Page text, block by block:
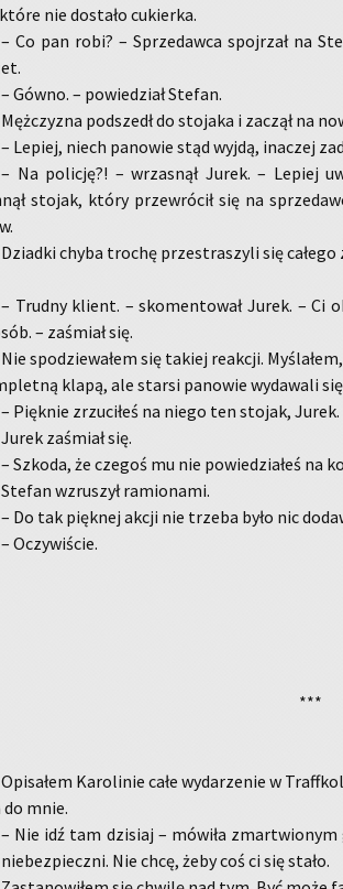
nie do­sta­ło cu­kier­ka.
– Co pan robi? – Sprze­daw­ca spoj­rzał na
– Gówno. – po­wie­dział Ste­fan.
Męż­czy­zna pod­szedł do sto­ja­ka i za­czął na
– Le­piej, niech pa­no­wie stąd wyjdą, ina­czej
– Na po­li­cję?! – wrza­snął Jurek. – Le­piej
sto­jak, który prze­wró­cił się na
Dziad­ki chyba tro­chę prze­stra­szy­li się
– Trud­ny klient. – sko­men­to­wał Jurek. –
– za­śmiał się.
Nie spo­dzie­wa­łem się ta­kiej re­ak­cji.
klapą, ale star­si pa­no­wie wy­da­wa­li
– Pięk­nie zrzu­ci­łeś na niego ten sto­jak,
Jurek za­śmiał się.
– Szko­da, że cze­goś mu nie po­wie­dzia­łeś na
Ste­fan wzru­szył ra­mio­na­mi.
– Do tak pięk­nej akcji nie trze­ba było nic
– Oczy­wi­ście.
***
Opi­sa­łem Ka­ro­li­nie całe wy­da­rze­nie w
do mnie.
– Nie idź tam dzi­siaj – mó­wi­ła
Nie chcę, żeby coś ci się stało.